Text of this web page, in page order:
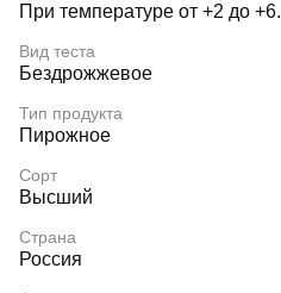
При температуре от +2 до +6.
Вид теста
Бездрожжевое
Тип продукта
Пирожное
Сорт
Высший
Страна
Россия